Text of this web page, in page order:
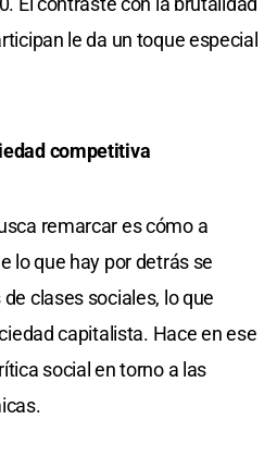
le da un toque especial
competitiva
remarcar es cómo a
lo que hay por detrás se
clases sociales, lo que
capitalista. Hace en ese
social en torno a las